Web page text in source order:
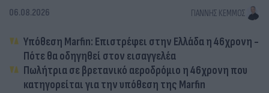
06.08.2026 ΓΙΆΝΝΗΣ ΚΈΜΜΟΣ
Υπόθεση Marfin: Επιστρέφει στην Ελλάδα η 46χρονη -
Πότε θα οδηγηθεί στον εισαγγελέα
Πωλήτρια σε βρετανικό αεροδρόμιο η 46χρονη που
κατηγορείται για την υπόθεση της Marfin